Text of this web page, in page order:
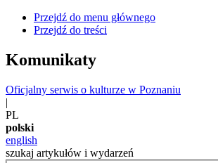
Przejdź do menu głównego
Przejdź do treści
Komunikaty
Oficjalny serwis o kulturze w Poznaniu
|
PL
polski
english
szukaj artykułów i wydarzeń